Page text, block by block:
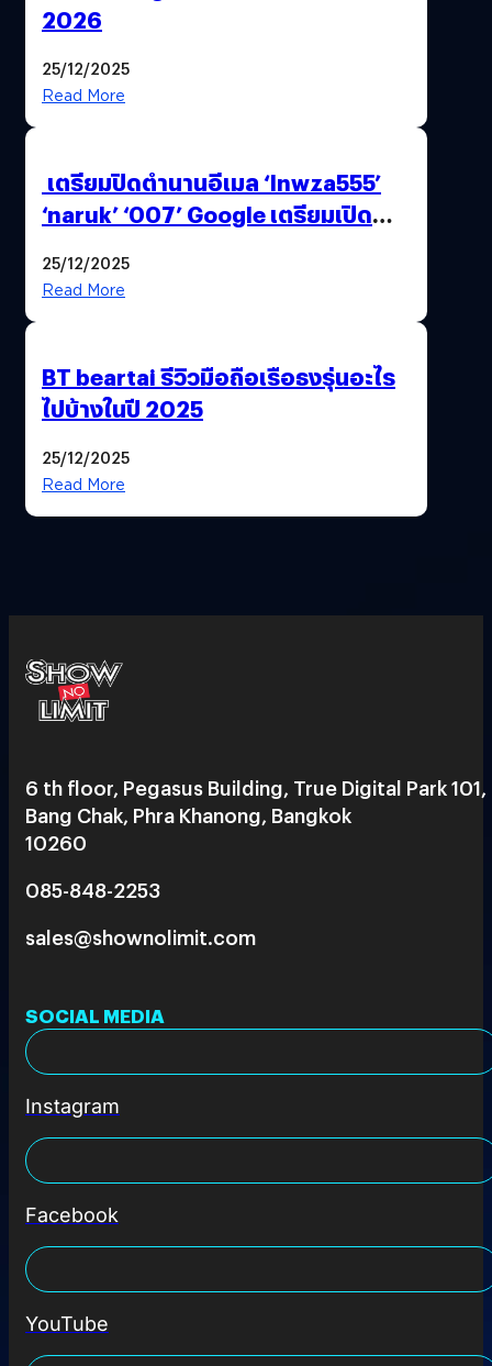
2026
25/12/2025
Read More
เตรียมปิดตำนานอีเมล ‘lnwza555’
‘naruk’ ‘007’ Google เตรียมเปิด
25/12/2025
Read More
BT beartai รีวิวมือถือเรือธงรุ่นอะไร
ไปบ้างในปี 2025
25/12/2025
Read More
6 th floor, Pegasus Building, True Digital Park 101,
Bang Chak, Phra Khanong, Bangkok
10260
085-848-2253
sales@shownolimit.com
SOCIAL MEDIA
Instagram
Facebook
YouTube